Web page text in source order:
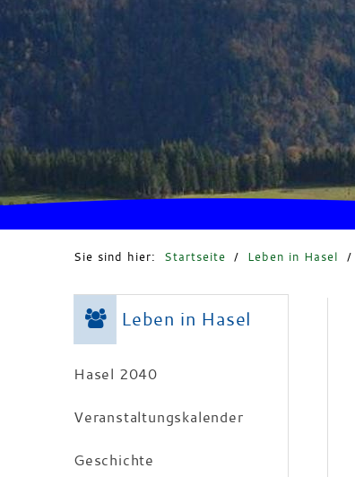
Sie sind hier: Startseite / Leben in Hasel /
Leben in Hasel
Hasel 2040
Veranstaltungskalender
Geschichte